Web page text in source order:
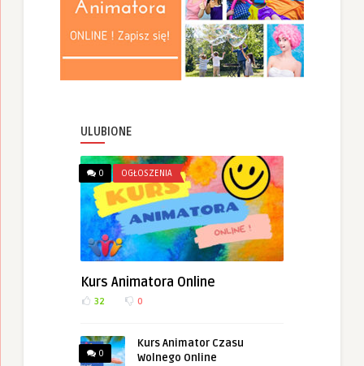
ULUBIONE
0 OGŁOSZENIA
Kurs Animatora Online
32 0
0
Kurs Animator Czasu
Wolnego Online